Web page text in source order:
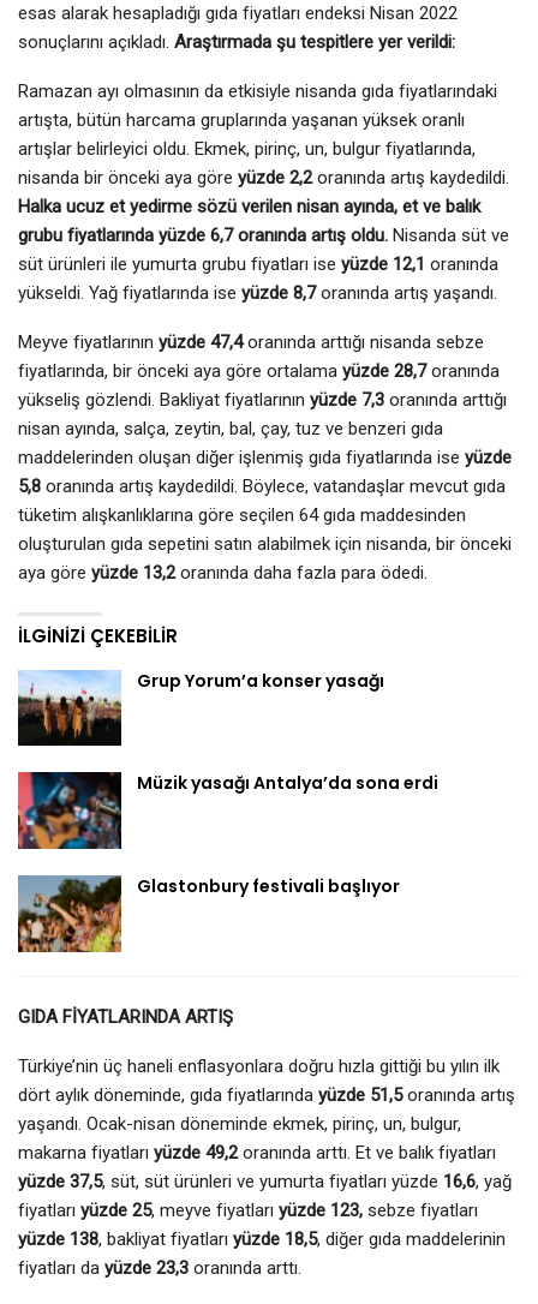
esas alarak hesapladığı gıda fiyatları endeksi Nisan 2022
sonuçlarını açıkladı. Araştırmada şu tespitlere yer verildi:
Ramazan ayı olmasının da etkisiyle nisanda gıda fiyatlarındaki
artışta, bütün harcama gruplarında yaşanan yüksek oranlı
artışlar belirleyici oldu. Ekmek, pirinç, un, bulgur fiyatlarında,
nisanda bir önceki aya göre yüzde 2,2oranında artış kaydedildi.
Halka ucuz et yedirme sözü verilen nisan ayında, et ve balık
grubu fiyatlarında yüzde 6,7 oranında artış oldu. Nisanda süt ve
süt ürünleri ile yumurta grubu fiyatları ise yüzde 12,1 oranında
yükseldi. Yağ fiyatlarında ise yüzde 8,7oranında artış yaşandı.
Meyve fiyatlarının yüzde 47,4oranında arttığı nisanda sebze
fiyatlarında, bir önceki aya göre ortalama yüzde 28,7oranında
yükseliş gözlendi. Bakliyat fiyatlarının yüzde 7,3 oranında arttığı
nisan ayında, salça, zeytin, bal, çay, tuz ve benzeri gıda
maddelerinden oluşan diğer işlenmiş gıda fiyatlarında ise yüzde
5,8 oranında artış kaydedildi. Böylece, vatandaşlar mevcut gıda
tüketim alışkanlıklarına göre seçilen 64 gıda maddesinden
oluşturulan gıda sepetini satın alabilmek için nisanda, bir önceki
aya göre yüzde 13,2oranında daha fazla para ödedi.
İLGINIZI ÇEKEBILIR
Grup Yorum’a konser yasağı
Müzik yasağı Antalya’da sona erdi
Glastonbury festivali başlıyor
GIDA FİYATLARINDA ARTIŞ
Türkiye’nin üç haneli enflasyonlara doğru hızla gittiği bu yılın ilk
dört aylık döneminde, gıda fiyatlarında yüzde 51,5oranında artış
yaşandı. Ocak-nisan döneminde ekmek, pirinç, un, bulgur,
makarna fiyatları yüzde 49,2oranında arttı. Et ve balık fiyatları
yüzde 37,5, süt, süt ürünleri ve yumurta fiyatları yüzde 16,6, yağ
fiyatları yüzde 25, meyve fiyatları yüzde 123, sebze fiyatları
yüzde 138, bakliyat fiyatları yüzde 18,5, diğer gıda maddelerinin
fiyatları da yüzde 23,3 oranında arttı.